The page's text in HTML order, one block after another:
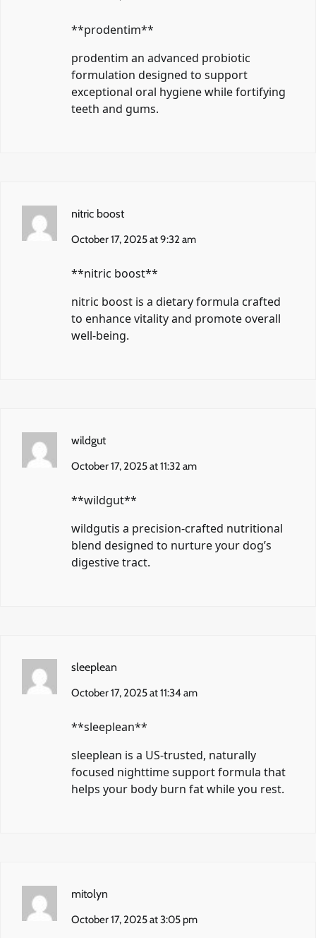
**prodentim**
prodentim an advanced probiotic
formulation designed to support
exceptional oral hygiene while fortifying
teeth and gums.
nitric boost
October 17, 2025 at 9:32 am
**nitric boost**
nitric boost is a dietary formula crafted
to enhance vitality and promote overall
well-being.
wildgut
October 17, 2025 at 11:32 am
**wildgut**
wildgutis a precision-crafted nutritional
blend designed to nurture your dog’s
digestive tract.
sleeplean
October 17, 2025 at 11:34 am
** sleeplean**
sleeplean is a US-trusted, naturally
focused nighttime support formula that
helps your body burn fat while you rest.
mitolyn
October 17, 2025 at 3:05 pm